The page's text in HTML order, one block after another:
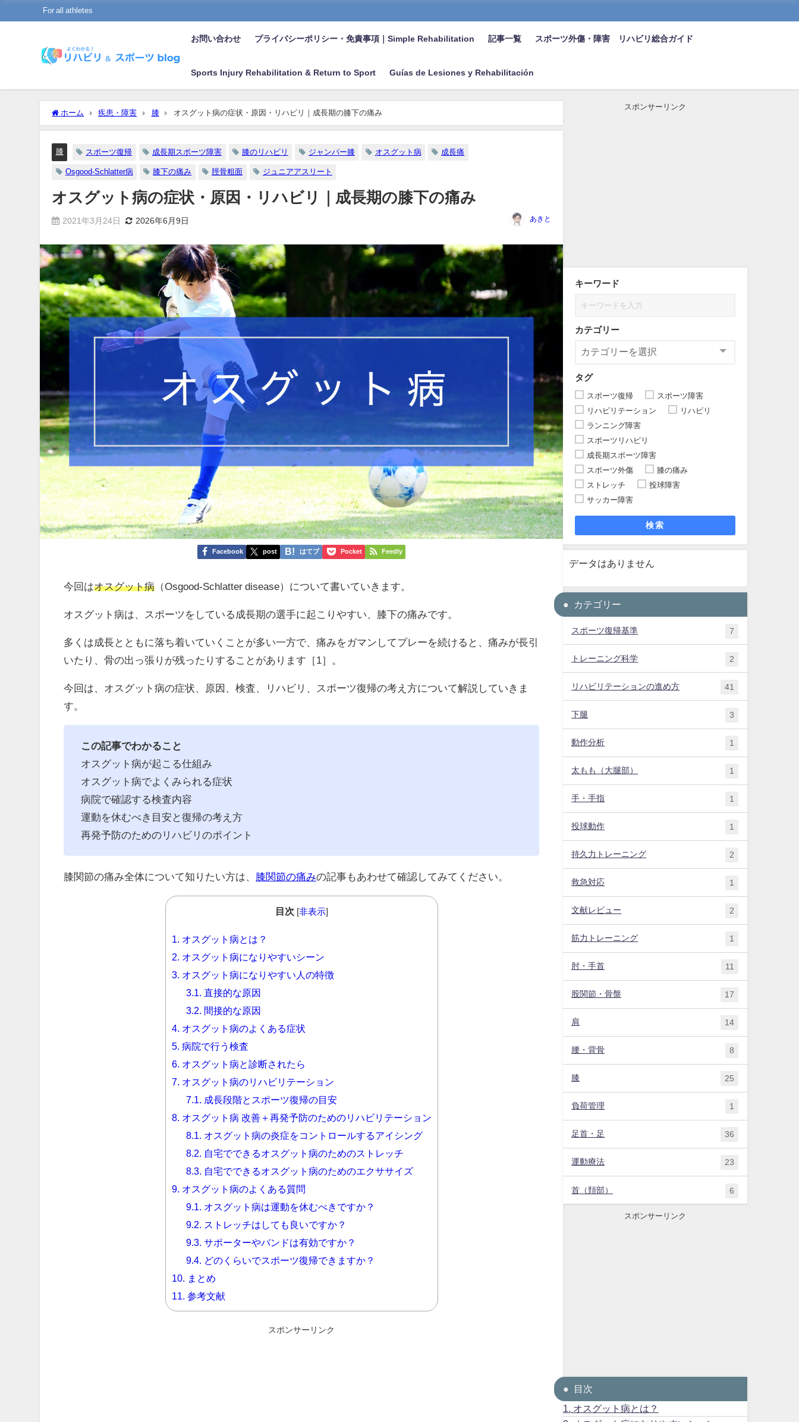
For all athletes
お問い合わせ プライバシーポリシー・免責事項｜Simple Rehabilitation 記事一覧 スポーツ外傷・障害 リハビリ総合ガイド
Sports Injury Rehabilitation & Return to Sport Guías de Lesiones y Rehabilitación
ホーム 疾患・障害 膝 オスグット病の症状・原因・リハビリ｜成長期の膝下の痛み
膝 スポーツ復帰 成長期スポーツ障害 膝のリハビリ ジャンパー膝 オスグット病 成長痛
Osgood-Schlatter病 膝下の痛み 脛骨粗面 ジュニアアスリート
オスグット病の症状・原因・リハビリ｜成長期の膝下の痛み
2021年3月24日 2026年6月9日 あきと
Facebook post はてブ Pocket Feedly
今回はオスグット病 （Osgood-Schlatter disease）について書いていきます。
オスグット病は、スポーツをしている成長期の選手に起こりやすい、膝下の痛みです。
多くは成長とともに落ち着いていくことが多い一方で、痛みをガマンしてプレーを続けると、痛みが長引
いたり、骨の出っ張りが残ったりすることがあります［1］。
今回は、オスグット病の症状、原因、検査、リハビリ、スポーツ復帰の考え方について解説していきま
す。
この記事でわかること
オスグット病が起こる仕組み
オスグット病でよくみられる症状
病院で確認する検査内容
運動を休むべき目安と復帰の考え方
再発予防のためのリハビリのポイント
膝関節の痛み全体について知りたい方は、 膝関節の痛みの記事もあわせて確認してみてください。
目次 非表示]
1. オスグット病とは？
2. オスグット病になりやすいシーン
3. オスグット病になりやすい人の特徴
3.1. 直接的な原因
3.2. 間接的な原因
4. オスグット病のよくある症状
5. 病院で行う検査
6. オスグット病と診断されたら
7. オスグット病のリハビリテーション
7.1. 成長段階とスポーツ復帰の目安
8. オスグット病 改善＋再発予防のためのリハビリテーション
8.1. オスグット病の炎症をコントロールするアイシング
8.2. 自宅でできるオスグット病のためのストレッチ
8.3. 自宅でできるオスグット病のためのエクササイズ
9. オスグット病のよくある質問
9.1. オスグット病は運動を休むべきですか？
9.2. ストレッチはしても良いですか？
9.3. サポーターやバンドは有効ですか？
9.4. どのくらいでスポーツ復帰できますか？
10. まとめ
11. 参考文献
スポンサーリンク
スポンサーリンク
キーワード
カテゴリー
タグ
スポーツ復帰
スポーツ障害
リハビリテーション
リハビリ
ランニング障害
スポーツリハビリ
成長期スポーツ障害
スポーツ外傷
膝の痛み
ストレッチ
投球障害
サッカー障害
検索
データはありません
カテゴリー
スポーツ復帰基準 7
トレーニング科学 2
リハビリテーションの進め方 41
下腿 3
動作分析 1
太もも（大腿部） 1
手・手指 1
投球動作 1
持久力トレーニング 2
救急対応 1
文献レビュー 2
筋力トレーニング 1
肘・手首 11
股関節・骨盤 17
肩 14
腰・背骨 8
膝 25
負荷管理 1
足首・足 36
運動療法 23
首（頚部） 6
スポンサーリンク
目次
1.
オスグット病とは？